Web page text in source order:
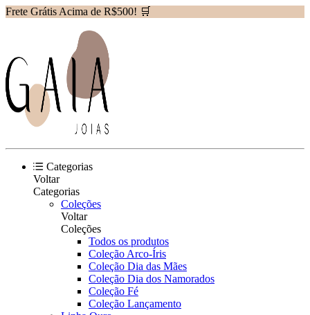
Frete Grátis Acima de R$500! 🛒
Categorias
Voltar
Categorias
Coleções
Voltar
Coleções
Todos os produtos
Coleção Arco-Íris
Coleção Dia das Mães
Coleção Dia dos Namorados
Coleção Fé
Coleção Lançamento